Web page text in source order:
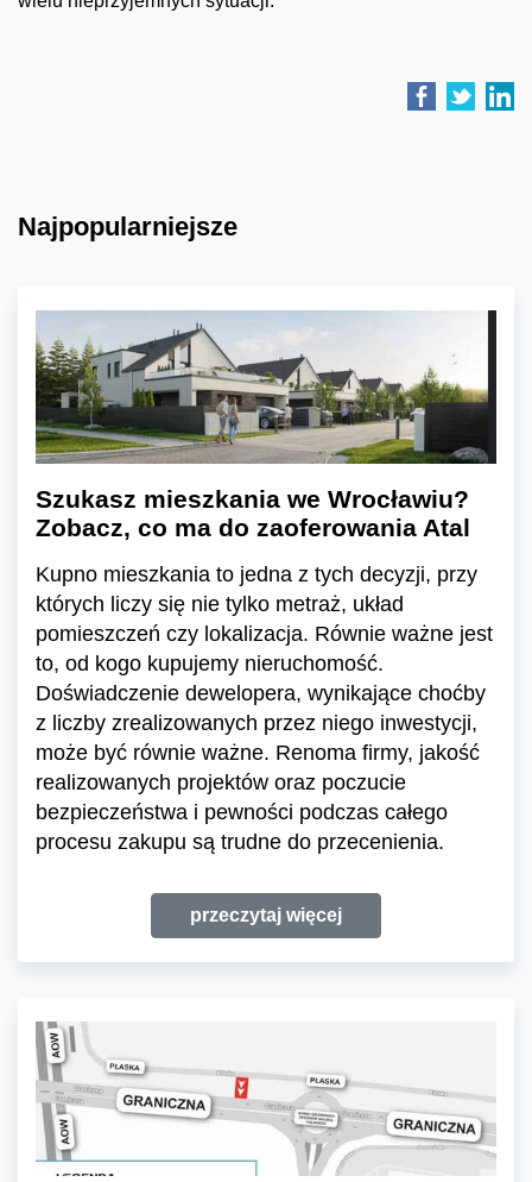
Najpopularniejsze
Szukasz mieszkania we Wrocławiu?
Zobacz, co ma do zaoferowania Atal
Kupno mieszkania to jedna z tych decyzji, przy
których liczy się nie tylko metraż, układ
pomieszczeń czy lokalizacja. Równie ważne jest
to, od kogo kupujemy nieruchomość.
Doświadczenie dewelopera, wynikające choćby
z liczby zrealizowanych przez niego inwestycji,
może być równie ważne. Renoma firmy, jakość
realizowanych projektów oraz poczucie
bezpieczeństwa i pewności podczas całego
procesu zakupu są trudne do przecenienia.
przeczytaj więcej